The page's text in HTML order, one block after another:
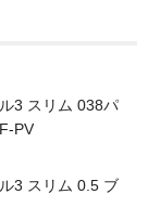
3 スリム 038パ
PV
3 スリム 0.5 ブ